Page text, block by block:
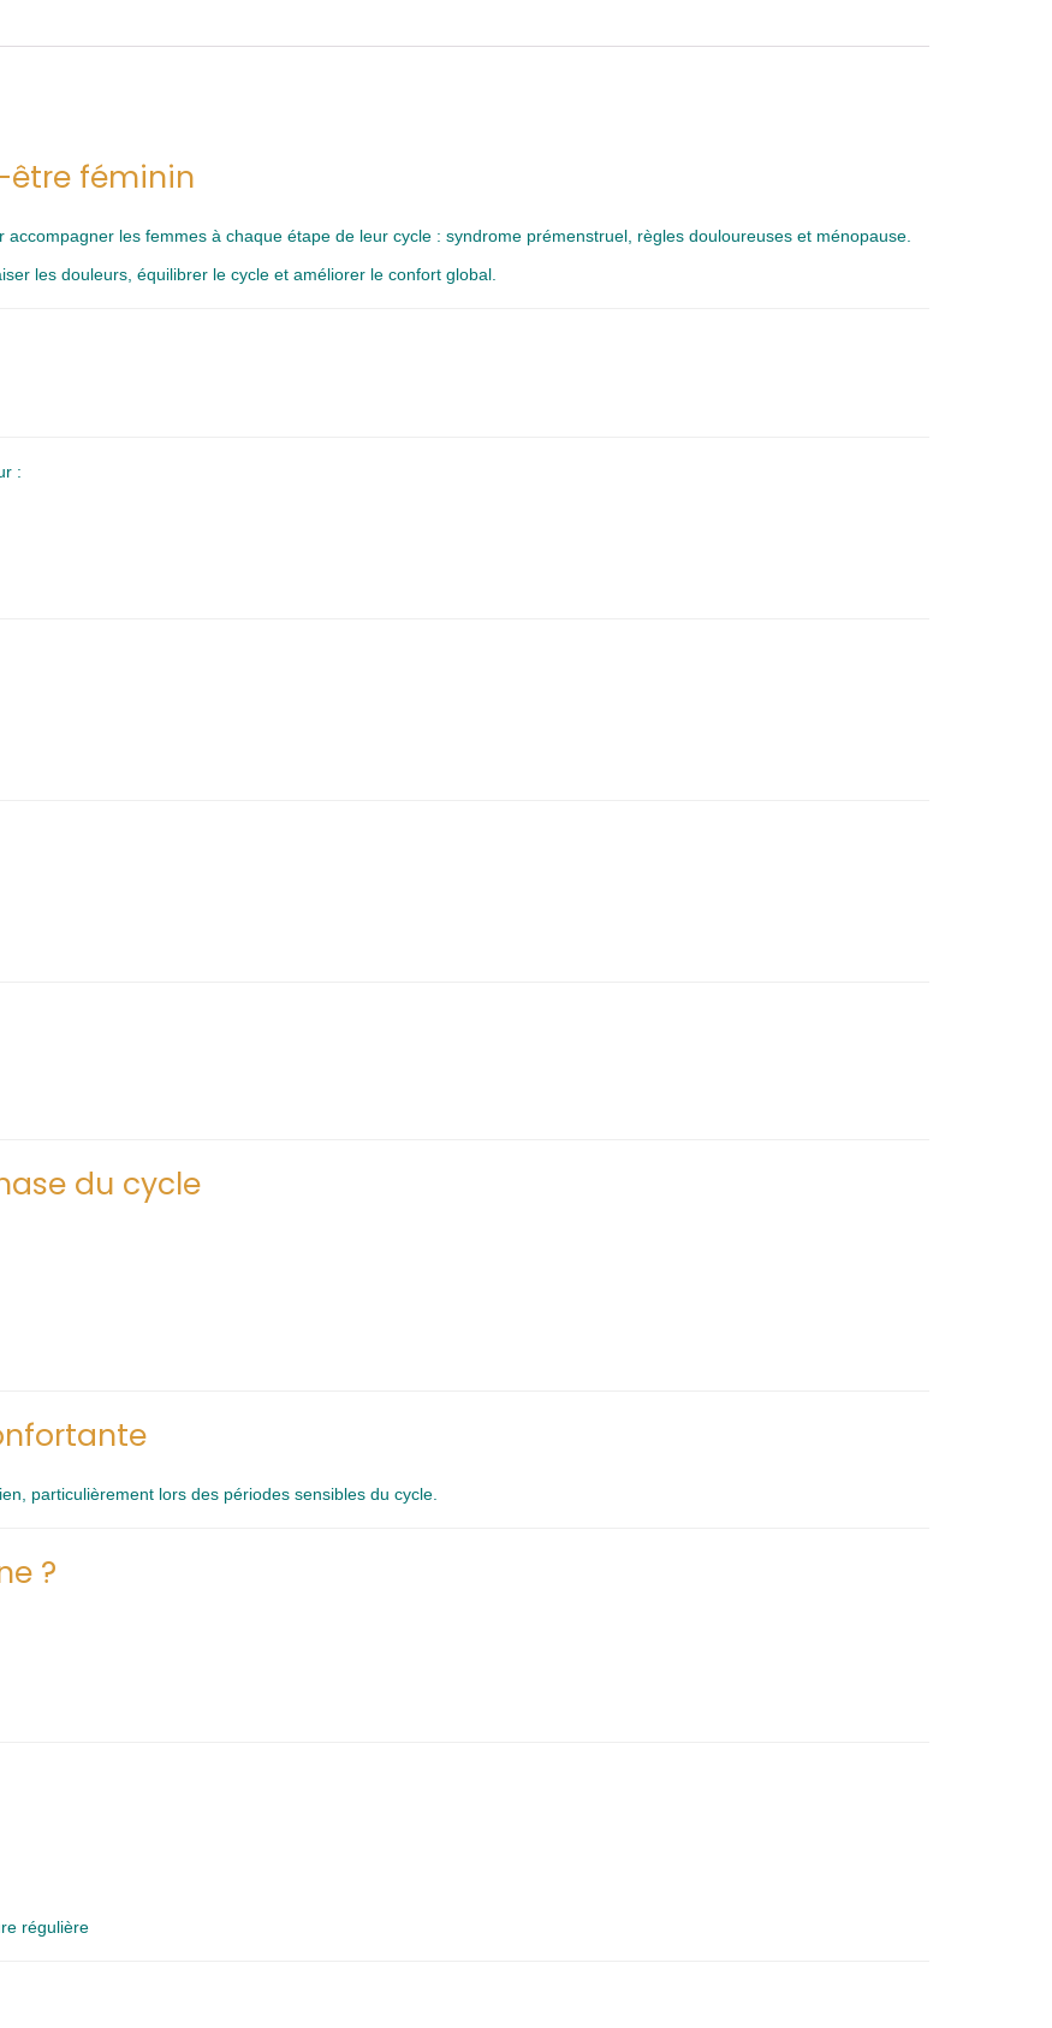
être féminin
les femmes à chaque étape de leur cycle : syndrome prémenstruel, règles douloureuses et ménopause.
les douleurs, équilibrer le cycle et améliorer le confort global.
:
du cycle
particulièrement lors des périodes sensibles du cycle.
?
régulière